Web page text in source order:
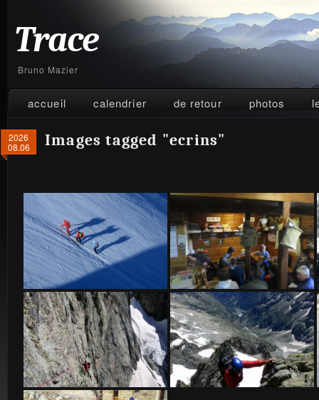
Trace
Bruno Mazier
accueil calendrier de retour photos
2026
08.06
Images tagged "ecrins"